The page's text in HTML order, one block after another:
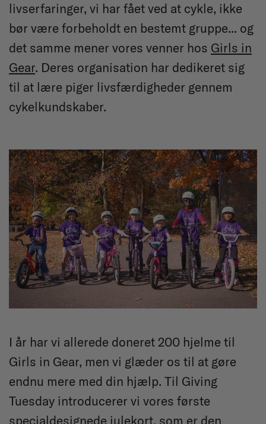
livserfaringer, vi har fået ved at cykle, ikke
bør være forbeholdt en bestemt gruppe... og
det samme mener vores venner hos Girls in
Gear. Deres organisation har dedikeret sig
til at lære piger livsfærdigheder gennem
cykelkundskaber.
I år har vi allerede doneret 200 hjelme til
Girls in Gear, men vi glæder os til at gøre
endnu mere med din hjælp. Til Giving
Tuesday introducerer vi vores første
specialdesignede julekort, som er den